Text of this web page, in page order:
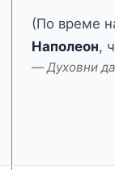
(По време
Наполеон,
Духовни